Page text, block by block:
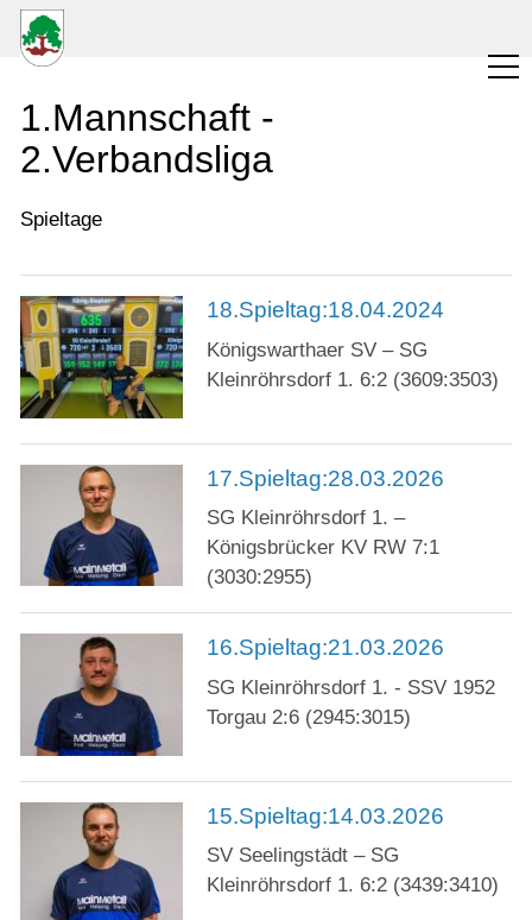
Wettkampfbetrieb
2. Mannschaft
Kinder-und Jugend
Meisterschaften
Pokalspiele
Turniere/Freundschaftspiele
interne Meisterschaften
Archiv
Freizeitkegeln
Vermietung
Kalender
Kontakt
1.Mannschaft -
2.Verbandsliga
Spieltage
18.Spieltag:18.04.2024
Königswarthaer SV – SG
Kleinröhrsdorf 1. 6:2 (3609:3503)
17.Spieltag:28.03.2026
SG Kleinröhrsdorf 1. –
Königsbrücker KV RW 7:1
(3030:2955)
16.Spieltag:21.03.2026
SG Kleinröhrsdorf 1. - SSV 1952
Torgau 2:6 (2945:3015)
15.Spieltag:14.03.2026
SV Seelingstädt – SG
Kleinröhrsdorf 1. 6:2 (3439:3410)